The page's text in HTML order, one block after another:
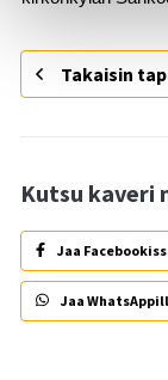
Takaisin
Kutsu kaveri
Jaa
Jaa